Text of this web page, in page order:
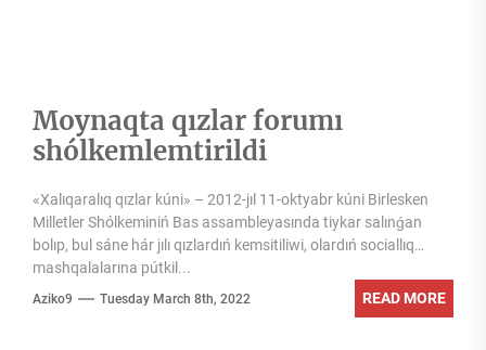
Moynaqta qızlar forumı
shólkemlemtirildi
«Xalıqaralıq qızlar kúni» – 2012-jıl 11-oktyabr kúni Birlesken
Milletler Shólkeminiń Bas assambleyasında tiykar salınǵan
bolıp, bul sáne hár jılı qızlardıń kemsitiliwi, olardıń sociallıq
mashqalalarına pútkil...
Aziko9 Tuesday March 8th, 2022 READ MORE